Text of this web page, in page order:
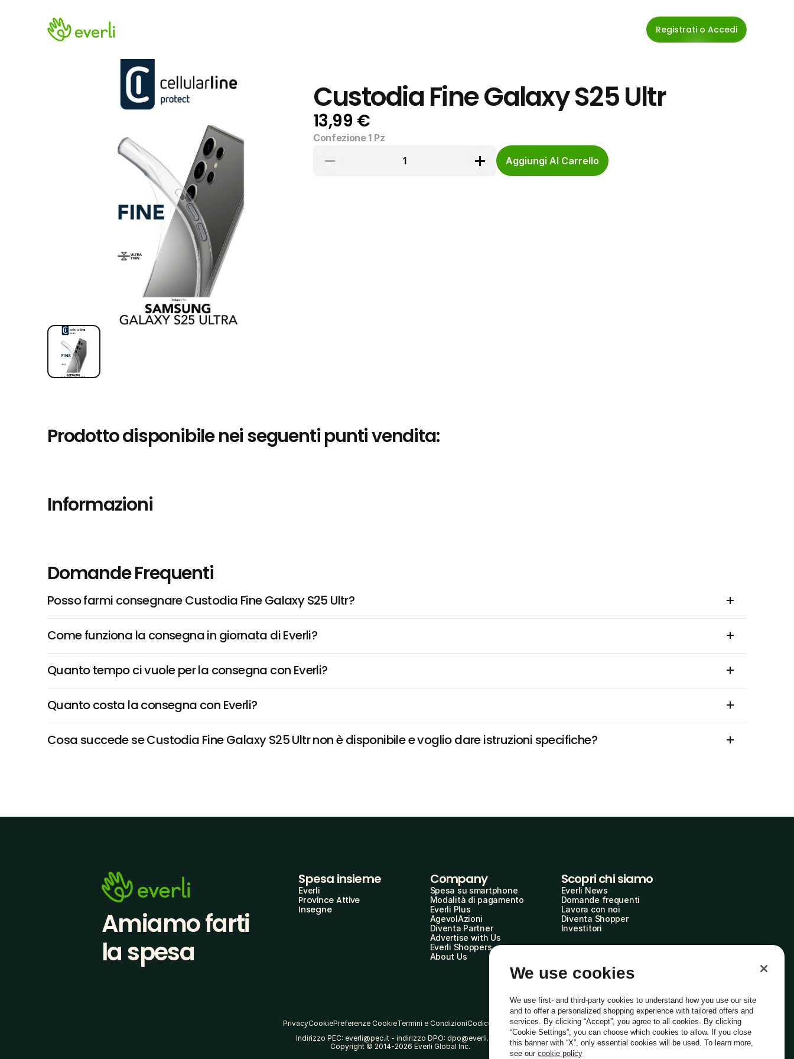
Registrati o Accedi
Custodia Fine Galaxy S25 Ultr
13,99 €
Confezione 1 Pz
1
Aggiungi Al Carrello
Prodotto disponibile nei seguenti punti vendita:
Informazioni
Domande Frequenti
Posso farmi consegnare Custodia Fine Galaxy S25 Ultr?
Come funziona la consegna in giornata di Everli?
Quanto tempo ci vuole per la consegna con Everli?
Quanto costa la consegna con Everli?
Cosa succede se Custodia Fine Galaxy S25 Ultr non è disponibile e voglio dare istruzioni specifiche?
Amiamo farti
la spesa
Spesa insieme
Everli
Province Attive
Insegne
Company
Spesa su smartphone
Modalità di pagamento
Everli Plus
AgevolAzioni
Diventa Partner
Advertise with Us
Everli Shoppers
About Us
Scopri chi siamo
Everli News
Domande frequenti
Lavora con noi
Diventa Shopper
Investitori
PrivacyCookiePreferenze CookieTermini e CondizioniCodice Etico
Indirizzo PEC: everli@pec.it - indirizzo DPO: dpo@everli.com
Copyright © 2014-2026 Everli Global Inc.
Italiano
We use cookies
We use first- and third-party cookies to understand how you use our site
and to offer a personalized shopping experience with tailored offers and
services. By clicking “Accept”, you agree to all cookies. By clicking
“Cookie Settings”, you can choose which cookies to allow. If you close
this banner with “X”, only essential cookies will be used. To learn more,
see our cookie policy